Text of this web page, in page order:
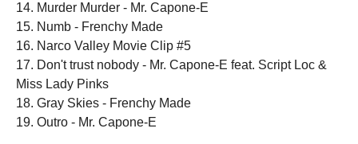
14. Murder Murder - Mr. Capone-E
15. Numb - Frenchy Made
16. Narco Valley Movie Clip #5
17. Don't trust nobody - Mr. Capone-E feat. Script Loc &
Miss Lady Pinks
18. Gray Skies - Frenchy Made
19. Outro - Mr. Capone-E